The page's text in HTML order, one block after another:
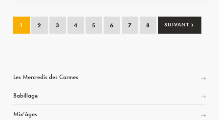
1 2 3 4 5 6 7 8 SUIVANT ›
Les Mercredis des Carmes
Babillage
Mix’âges